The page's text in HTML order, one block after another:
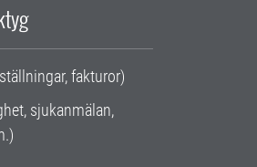
fakturor)
sjukanmälan,